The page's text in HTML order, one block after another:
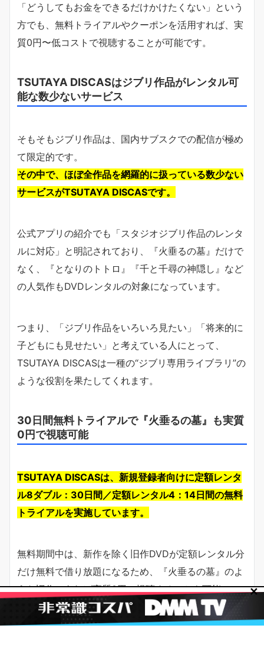
「どうしてもお金をできるだけかけたくない」という
方でも、無料トライアルやクーポンを活用すれば、実
質0円〜低コストで視聴することが可能です。
TSUTAYA DISCASはジブリ作品がレンタル可
能な数少ないサービス
そもそもジブリ作品は、国内サブスクでの配信が極め
て限定的です。
その中で、ほぼ全作品を網羅的に扱っている数少ない
サービスがTSUTAYA DISCASです。
公式アプリの紹介でも「スタジオジブリ作品のレンタ
ルに対応」と明記されており、『火垂るの墓』だけで
なく、『となりのトトロ』『千と千尋の神隠し』など
の人気作もDVDレンタルの対象になっています。
つまり、「ジブリ作品をいろいろ見たい」「将来的に
子どもにも見せたい」と考えている人にとって、
TSUTAYA DISCASは一種の“ジブリ専用ライブラリ”の
ような役割を果たしてくれます。
30日間無料トライアルで『火垂るの墓』も実質
0円で視聴可能
TSUTAYA DISCASは、新規登録者向けに定額レンタ
ル8ダブル：30日間／定額レンタル4：14日間の無料
トライアルを実施しています。
無料期間中は、新作を除く旧作DVDが定額レンタル分
だけ無料で借り放題になるため、『火垂るの墓』のよ
うな旧作であれば実質0円で視聴することも可能で
✕